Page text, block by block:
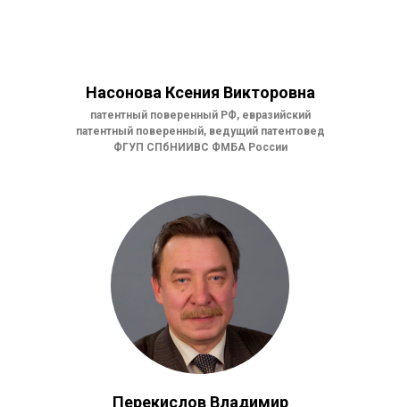
Насонова Ксения Викторовна
патентный поверенный РФ, евразийский
патентный поверенный, ведущий патентовед
ФГУП СПбНИИВС ФМБА России
Перекислов Владимир